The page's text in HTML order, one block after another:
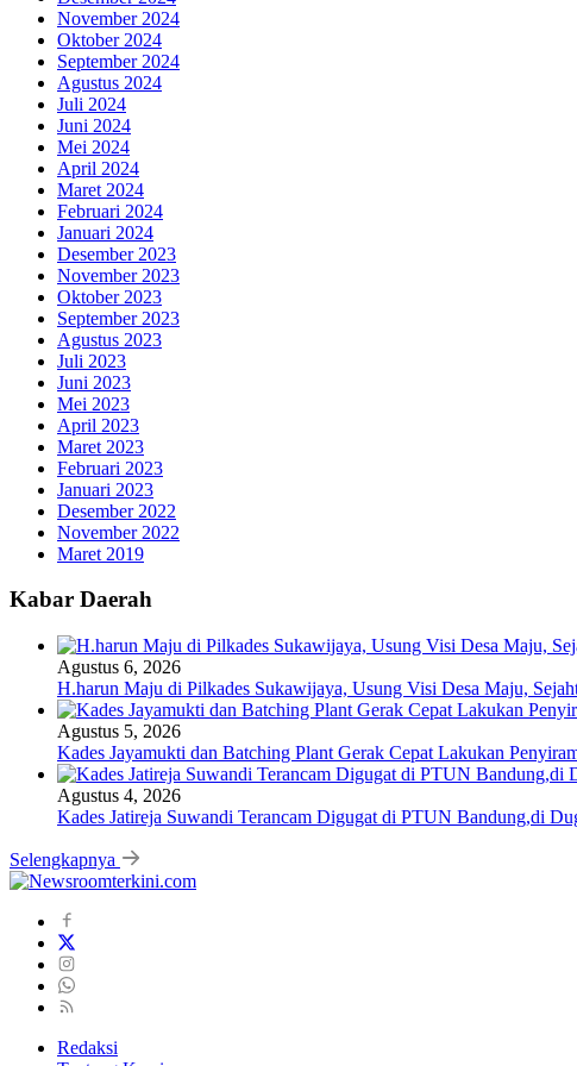
November 2024
Oktober 2024
September 2024
Agustus 2024
Juli 2024
Juni 2024
Mei 2024
April 2024
Maret 2024
Februari 2024
Januari 2024
Desember 2023
November 2023
Oktober 2023
September 2023
Agustus 2023
Juli 2023
Juni 2023
Mei 2023
April 2023
Maret 2023
Februari 2023
Januari 2023
Desember 2022
November 2022
Maret 2019
Kabar Daerah
Agustus 6, 2026
H.harun Maju di Pilkades Sukawijaya, Usung Visi Desa Maju,
Agustus 5, 2026
Kades Jayamukti dan Batching Plant Gerak Cepat Lakukan
Agustus 4, 2026
Kades Jatireja Suwandi Terancam Digugat di PTUN Bandung,di
Selengkapnya
Redaksi